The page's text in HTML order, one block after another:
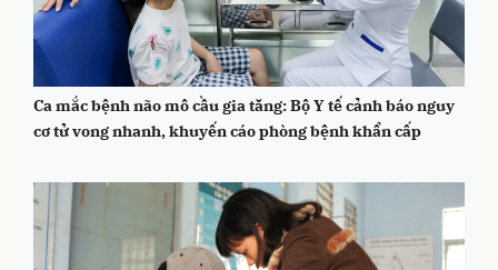
Ca mắc bệnh não mô cầu gia tăng: Bộ Y tế cảnh báo nguy
cơ tử vong nhanh, khuyến cáo phòng bệnh khẩn cấp